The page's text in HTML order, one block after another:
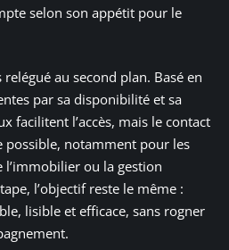
selon son appétit pour le
relégué au second plan. Basé en
par sa disponibilité et sa
facilitent l’accès, mais le contact
possible, notamment pour les
ou la gestion
l’objectif reste le même :
lisible et efficace, sans rogner